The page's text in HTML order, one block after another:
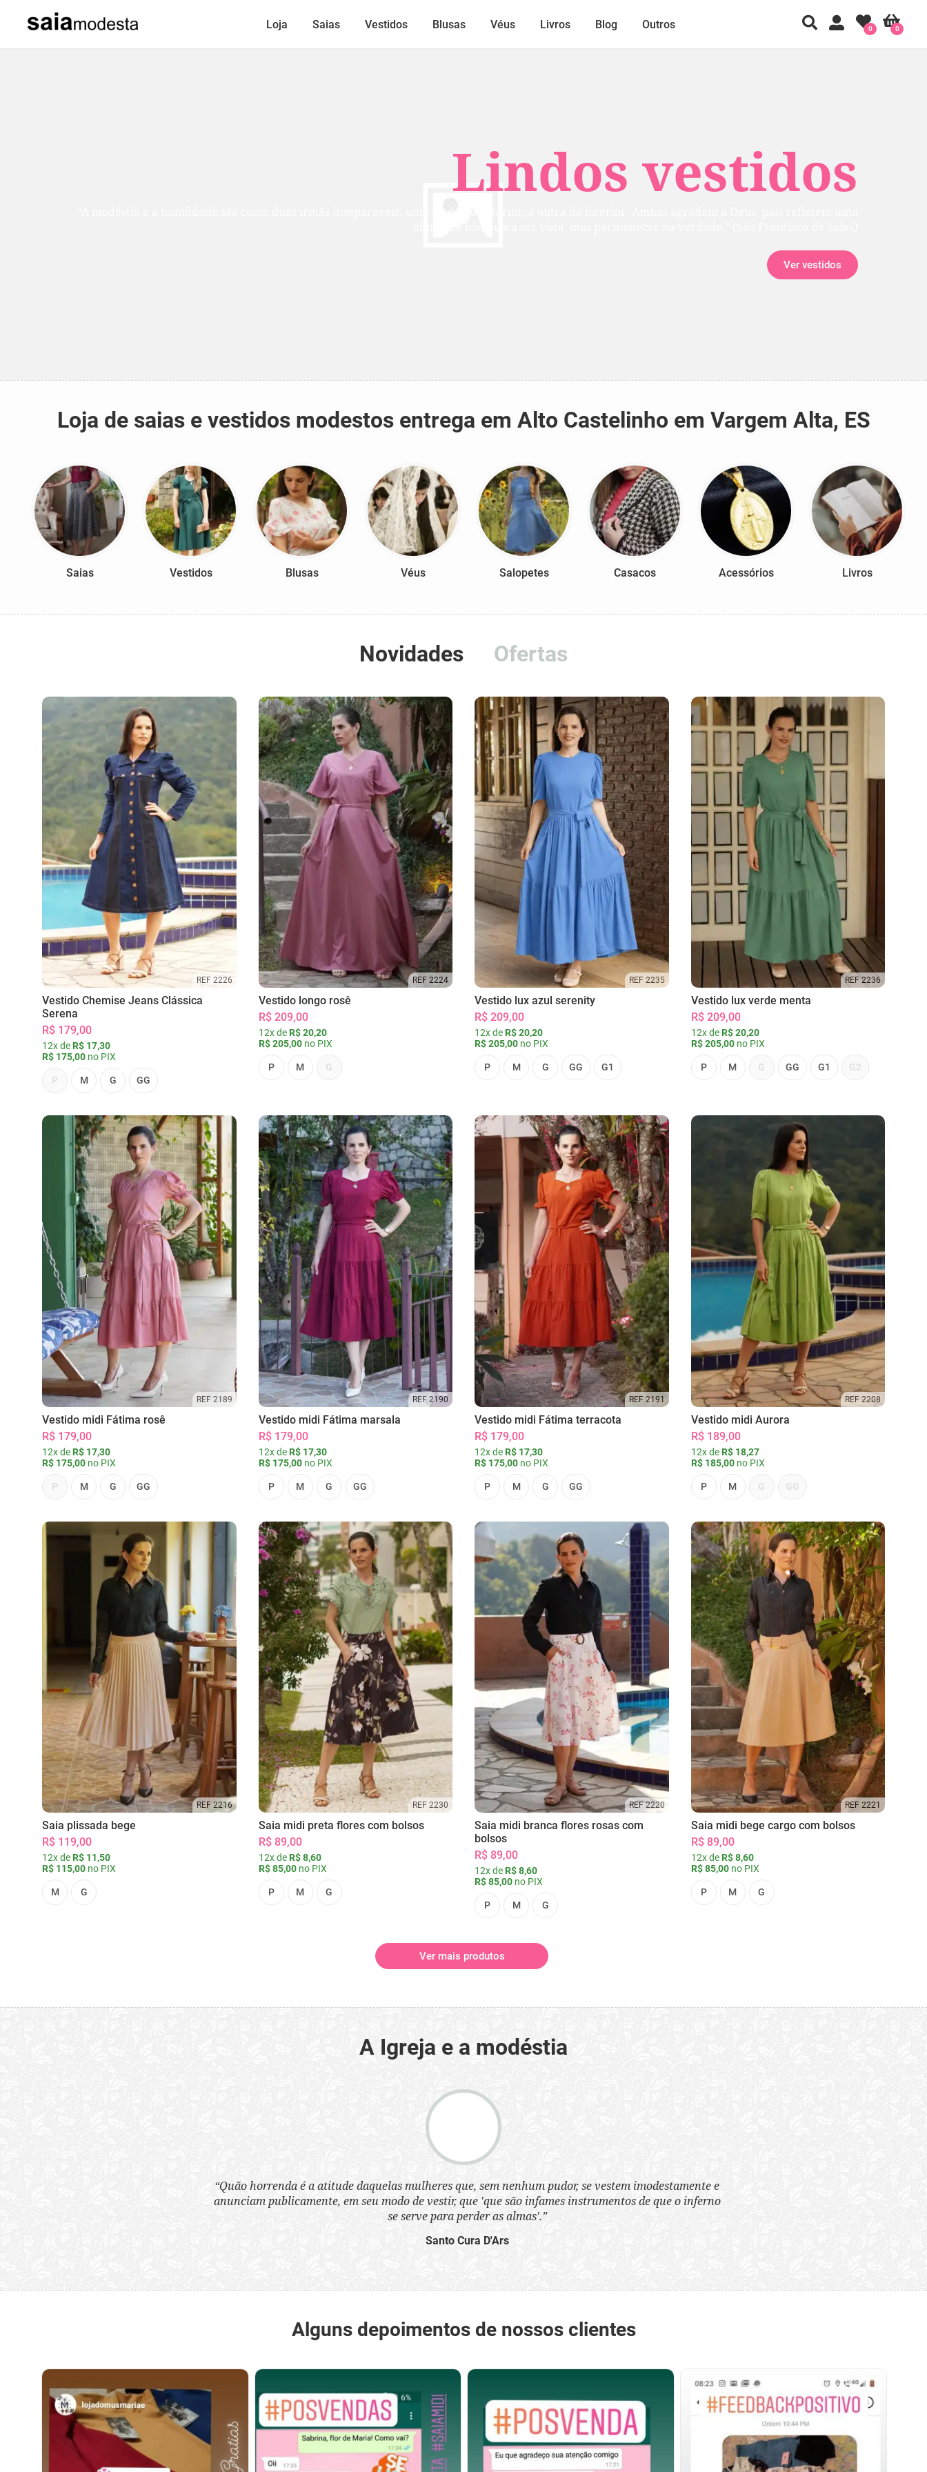
Lindos vestidos
Ver vestidos
Loja Saias Vestidos Blusas Véus Livros Blog Outros 0
0
Loja de saias e vestidos modestos entrega em Alto Castelinho em Vargem Alta, ES
Saias Vestidos Blusas Véus Salopetes Casacos Acessórios Livros
Novidades Ofertas
REF 2226
Vestido Chemise Jeans Clássica
Serena
R$ 179,00
12x de R$ 17,30
R$ 175,00 no PIX
P M G GG
REF 2224
Vestido longo rosê
R$ 209,00
12x de R$ 20,20
R$ 205,00no PIX
P M G
REF 2235
Vestido lux azul serenity
R$ 209,00
12x de R$ 20,20
R$ 205,00 no PIX
P M G GG G1
REF 2236
Vestido lux verde menta
R$ 209,00
12x de R$ 20,20
R$ 205,00no PIX
P M G GG G1 G2
REF 2189
Vestido midi Fátima rosê
R$ 179,00
12x de R$ 17,30
R$ 175,00 no PIX
P M G GG
REF 2190
Vestido midi Fátima marsala
R$ 179,00
12x de R$ 17,30
R$ 175,00no PIX
P M G GG
REF 2191
Vestido midi Fátima terracota
R$ 179,00
12x de R$ 17,30
R$ 175,00 no PIX
P M G GG
REF 2208
Vestido midi Aurora
R$ 189,00
12x de R$ 18,27
R$ 185,00no PIX
P M G GG
REF 2216
Saia plissada bege
R$ 119,00
12x de R$ 11,50
R$ 115,00 no PIX
M G
REF 2230
Saia midi preta flores com bolsos
R$ 89,00
12x de R$ 8,60
R$ 85,00no PIX
P M G
REF 2220
Saia midi branca flores rosas com
bolsos
R$ 89,00
12x de R$ 8,60
R$ 85,00 no PIX
P M G
REF 2221
Saia midi bege cargo com bolsos
R$ 89,00
12x de R$ 8,60
R$ 85,00no PIX
P M G
Ver mais produtos
A Igreja e a modéstia
“Quão horrenda é a atitude daquelas mulheres que, sem nenhum pudor, se vestem imodestamente e
anunciam publicamente, em seu modo de vestir, que 'que são infames instrumentos de que o inferno
se serve para perder as almas'.”
Santo Cura D'Ars
Alguns depoimentos de nossos clientes